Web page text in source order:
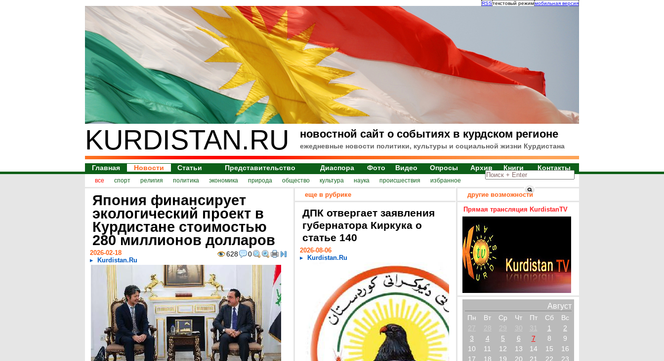
RSSтекстовый режиммобильная версия
KURDISTAN.RU новостной сайт о событиях в курдском регионе
ежедневные новости политики, культуры и социальной жизни Курдистана
Главная Новости Статьи Представительство Диаспора Фото Видео Опросы Архив Книги Контакты
все спорт религия политика экономика природа общество культура наука происшествия избранное
Япония финансирует
экологический проект в
Курдистане стоимостью
280 миллионов долларов
628 0
2026-02-18
Kurdistan.Ru
еще в рубрике
ДПК отвергает заявления
губернатора Киркука о
статье 140
2026-08-06
Kurdistan.Ru
другие возможности
Прямая трансляция KurdistanTV
Август
Пн Вт Ср Чт Пт Сб
Вс
27
28 29 30 31 1
2
3
4 5 6 7 8
9
10
11 12 13 14 15
16
17
18 19 20 21 22
23